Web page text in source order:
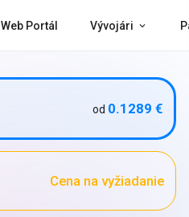
Web Portál Vývojári
od 0.1289 €
Cena na vyžiadanie